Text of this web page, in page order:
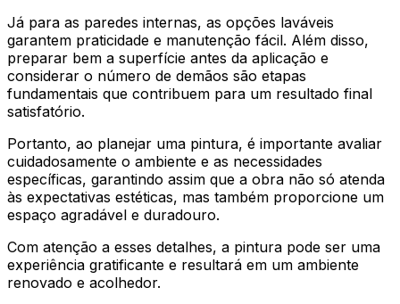
Já para as paredes internas, as opções laváveis
garantem praticidade e manutenção fácil. Além disso,
preparar bem a superfície antes da aplicação e
considerar o número de demãos são etapas
fundamentais que contribuem para um resultado final
satisfatório.
Portanto, ao planejar uma pintura, é importante avaliar
cuidadosamente o ambiente e as necessidades
específicas, garantindo assim que a obra não só atenda
às expectativas estéticas, mas também proporcione um
espaço agradável e duradouro.
Com atenção a esses detalhes, a pintura pode ser uma
experiência gratificante e resultará em um ambiente
renovado e acolhedor.